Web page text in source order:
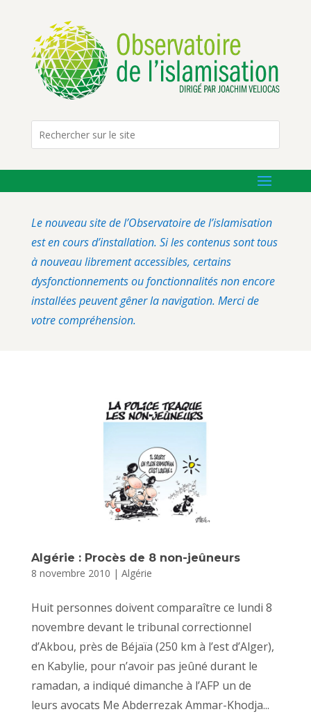
Le nouveau site de l’Observatoire de l’islamisation
est en cours d’installation. Si les contenus sont tous
à nouveau librement accessibles, certains
dysfonctionnements ou fonctionnalités non encore
installées peuvent gêner la navigation. Merci de
votre compréhension.
Algérie : Procès de 8 non-jeûneurs
8 novembre 2010 | Algérie
Huit personnes doivent comparaître ce lundi 8
novembre devant le tribunal correctionnel
d’Akbou, près de Béjaïa (250 km à l’est d’Alger),
en Kabylie, pour n’avoir pas jeûné durant le
ramadan, a indiqué dimanche à l’AFP un de
leurs avocats Me Abderrezak Ammar-Khodja...